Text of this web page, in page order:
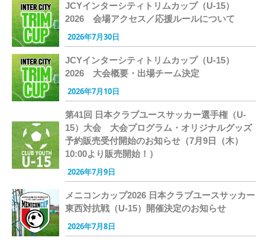
JCYインターシティトリムカップ（U-15）
2026 会場アクセス／応援ルールについて
2026年7月30日
JCYインターシティトリムカップ（U-15）
2026 大会概要・出場チーム決定
2026年7月10日
第41回 日本クラブユースサッカー選手権（U-
15）大会 大会プログラム・オリジナルグッズ
予約販売受付開始のお知らせ（7月9日（木）
10:00より販売開始！）
2026年7月9日
メニコンカップ2026 日本クラブユースサッカー
東西対抗戦（U-15）開催決定のお知らせ
2026年7月8日